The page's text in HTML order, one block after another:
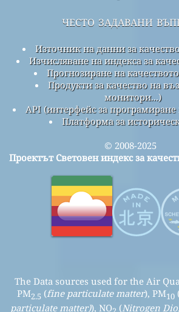
често задавани
Източник на данни за
Изчисляване на индекса за
Прогнозиране на
Продукти за качество на
монитори...)
API (интерфейс за
Платформа за
© 2008-2025
Проектът Световен индекс за
The Data sources used for the Air
PM2.5 (fine particulate matter), PM10
particulate matter)), NO (Nitrogen